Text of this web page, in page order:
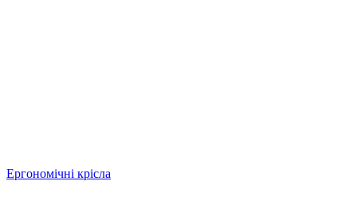
Ергономічні крісла